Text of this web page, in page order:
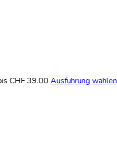
CHF 39.00 Ausführung wählen